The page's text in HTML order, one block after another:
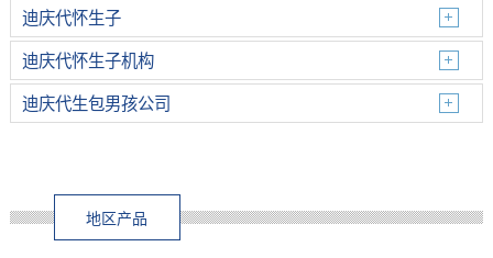
迪庆代怀生子
迪庆代怀生子机构
迪庆代生包男孩公司
地区产品